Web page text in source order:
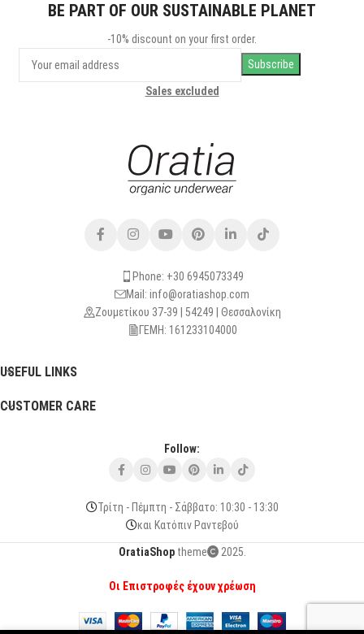
BE PART OF OUR SUSTAINABLE PLANET
-10% discount on your first order.
Sales excluded
Phone: +30 6945073349
Mail: info@oratiashop.com
Ζουμετίκου 37-39 | 54249 | Θεσσαλονίκη
ΓΕΜΗ: 161233104000
USEFUL LINKS
CUSTOMER CARE
Follow:
Τρίτη - Πέμπτη - Σάββατο: 10:30 - 13:30
και Κατόπιν Ραντεβού
OratiaShoptheme 2025.
Οι Επιστροφές έχουν χρέωση